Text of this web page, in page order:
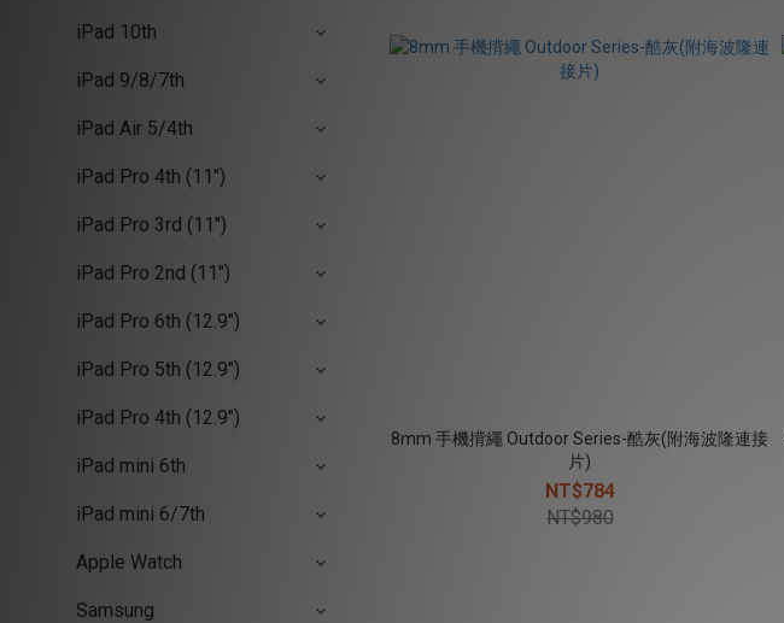
iPad 10th
iPad 9/8/7th
iPad Air 5/4th
iPad Pro 4th (11")
iPad Pro 3rd (11")
iPad Pro 2nd (11")
iPad Pro 6th (12.9")
iPad Pro 5th (12.9")
iPad Pro 4th (12.9")
iPad mini 6th
iPad mini 6/7th
Apple Watch
Samsung
8mm 手機揹繩 Outdoor Series-酷灰(附海波隆連接
片)
NT$784
NT$980